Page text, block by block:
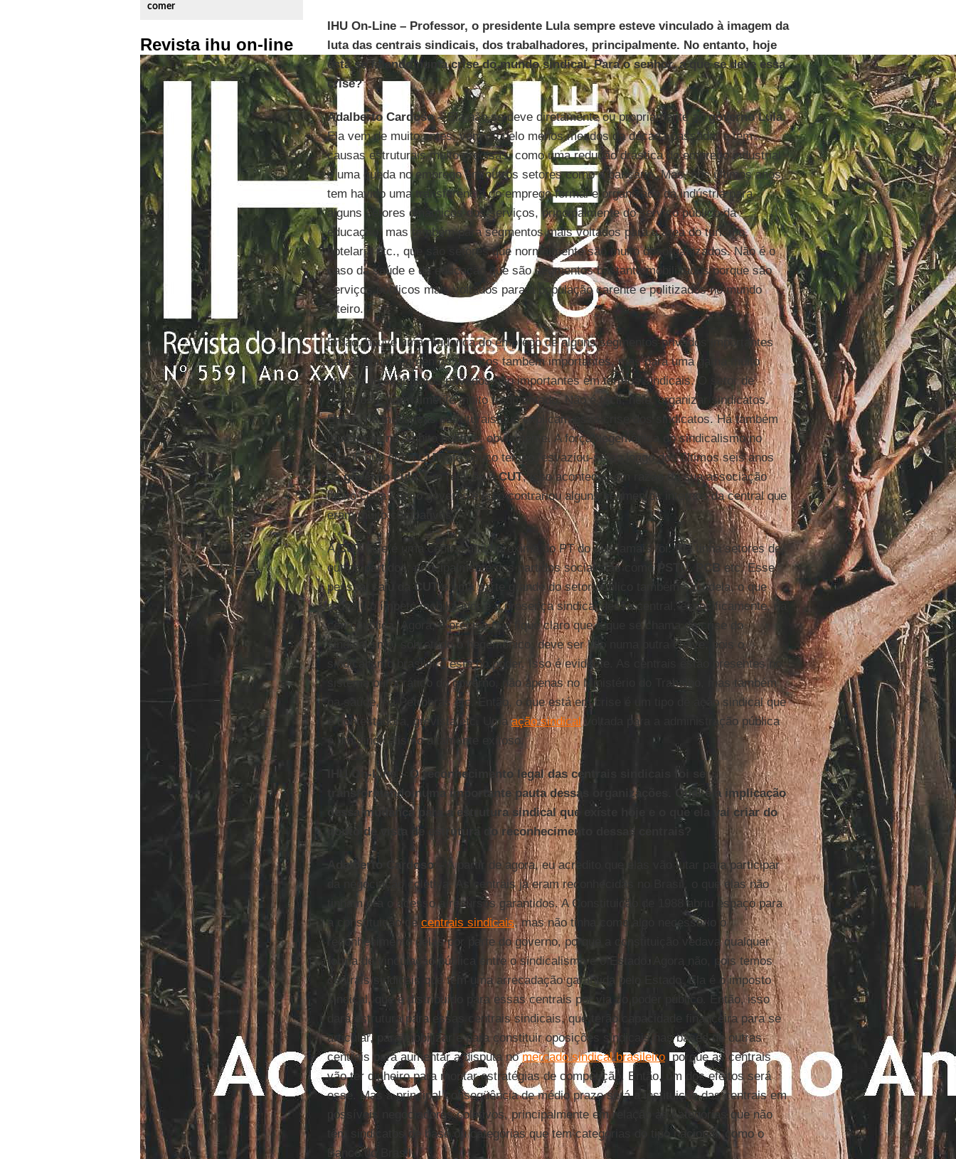
comer
Revista ihu on-line
IHU On-Line – Professor, o presidente Lula sempre esteve vinculado à imagem da
luta das centrais sindicais, dos trabalhadores, principalmente. No entanto, hoje
está se falando numa crise do mundo sindical. Para o senhor, a que se deve essa
crise?
Adalberto Cardoso –Ela não se deve diretamente ou propriamente aogoverno Lula.
Ela vem de muito antes, vem de pelo menos meados da década passada, e tem
causas estruturais muito precisas, como uma redução drástica do emprego industrial
e uma queda no emprego em outros setores como o bancário. Mas, nos últimos anos,
tem havido uma transferência do emprego formal e organizado da indústria para
alguns setores dinâmicos dos serviços, principalmente do serviço público da
educação, mas também para segmentos mais voltados para a área do turismo,
hotelaria etc., que são setores que normalmente são muito desorganizados. Não é o
caso da saúde e da educação que são segmentos bastante mobilizados porque são
serviços públicos mais voltados para a população carente e politizados no mundo
inteiro.
Então, houve uma mudança do emprego de alguns segmentos privados importantes
para alguns segmentos públicos também importantes, mas para uma gama muito
grande de segmentos privados não importantes em termos sindicais. O setor de
serviços é normalmente muito fragmentado. Não é fácil, nele, organizar sindicatos.
Então, há mudanças estruturais que explicam essa crise dos sindicatos. Há também
mudanças no âmbito político, obviamente. A força hegemônica do sindicalismo no
Brasil, que era aCUTaté pouco tempo, esvaziou-se ao longo dos últimos seis anos
dogoverno Lula. Em relação àCUT, isso aconteceu em razão da sua associação
muito clara com o governo e isso contrariou alguns segmentos internos da central que
eram muito combativos.
ACUThoje é uma central mais próxima do PT do que jamais foi. Ela tinha setores de
outros partidos, principalmente dos partidos socialistas como
PSTU, PCBetc. Esse
pessoal saiu daCUTe uma parte grande do setor público também saiu dela, o que
reduziu o ímpeto mobilizador e a presença sindical dessa central, especificamente, na
cena pública. Agora, é preciso que fique claro que o que se chama de crise do
sindicalismo, sobretudo o hegemônico, deve ser lido numa outra chave, pois o
sindicalismo brasileiro está no poder. Isso é evidente. As centrais estão presentes no
sistema burocrático do governo, não apenas no Ministério do Trabalho, mas também
na saúde, na Petrobras etc. Então, o que está em crise é um tipo de ação sindical que
é contestadora, grevista etc. Umaação sindicalvoltada para a administração pública
é um sindicalismo altamente exitoso.
IHU On-Line – O reconhecimento legal das centrais sindicais foi se
transformando numa importante pauta dessas organizações. Qual é a implicação
dessa mudança para a estrutura sindical que existe hoje e o que ela vai criar do
ponto de vista de estrutura do reconhecimento dessas centrais?
Adalberto Cardoso –
A partir de agora, eu acredito que elas vão lutar para participar
da negociação coletiva. As centrais já eram reconhecidas no Brasil, o que elas não
tinham era o acesso a recursos garantidos. A Constituição de 1988 abriu espaço para
a constituição decentrais sindicais, mas não tinha como algo necessário o
reconhecimento delas por parte do governo, porque a constituição vedava qualquer
forma de vinculação pública entre o sindicalismo e o Estado. Agora não, pois temos
centrais sindicais que têm uma arrecadação garantida pelo Estado. Ela é o imposto
sindical, que é distribuído para essas centrais por via do poder público. Então, isso
dará estrutura para essas centrais sindicais, que terão capacidade financeira para se
articular, para mobilizar e para constituir oposições sindicais nas bases de outras
centrais para aumentar a disputa nomercado sindical brasileiro, porque as centrais
vão ter dinheiro para montar estratégias de competição. Então, um dos efeitos será
esse. Mas a principal conseqüência de médio prazo será a instituição das centrais em
possíveis negociadores coletivos, principalmente em relação às categorias que não
têm sindicatos de base ou categorias que tem categorias do tipo nacional, como o
Banco do Brasil.